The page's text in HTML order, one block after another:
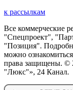
к рассылкам
Все коммерческие
"Спецпроект",
"Позиция".
можно
права защищены.
"Люкс"», 24 Канал.